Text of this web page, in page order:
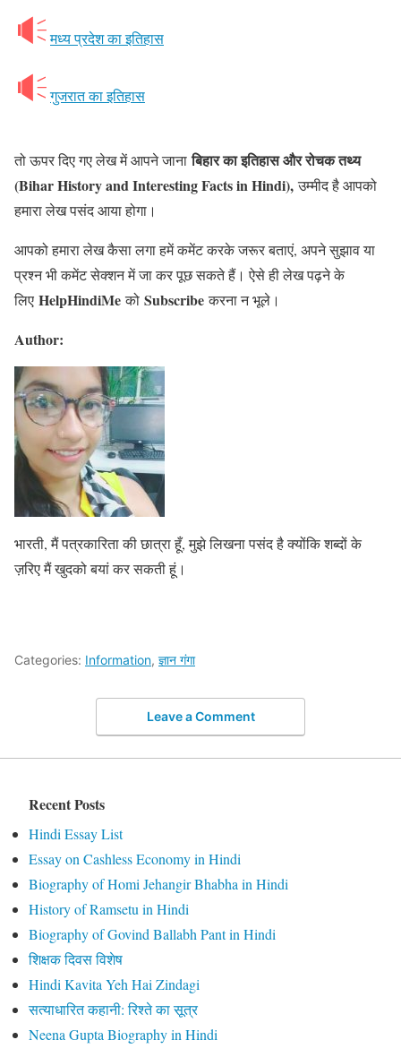
मध्य प्रदेश का इतिहास
गुजरात का इतिहास
तो ऊपर दिए गए लेख में आपने जानाबिहार का इतिहास और रोचक तथ्य
(Bihar History and Interesting Facts in Hindi),उम्मीद है आपको
हमारा लेख पसंद आया होगा।
आपको हमारा लेख कैसा लगा हमें कमेंट करके जरूर बताएं, अपने सुझाव या
प्रश्न भी कमेंट सेक्शन में जा कर पूछ सकते हैं। ऐसे ही लेख पढ़ने के
लिए HelpHindiMeको Subscribeकरना न भूले।
Author:
भारती, मैं पत्रकारिता की छात्रा हूँ, मुझे लिखना पसंद है क्योंकि शब्दों के
ज़रिए मैं खुदको बयां कर सकती हूं।
Categories: Information, ज्ञान गंगा
Leave a Comment
Recent Posts
Hindi Essay List
Essay on Cashless Economy in Hindi
Biography of Homi Jehangir Bhabha in Hindi
History of Ramsetu in Hindi
Biography of Govind Ballabh Pant in Hindi
शिक्षक दिवस विशेष
Hindi Kavita Yeh Hai Zindagi
सत्याधारित कहानी: रिश्ते का सूत्र
Neena Gupta Biography in Hindi